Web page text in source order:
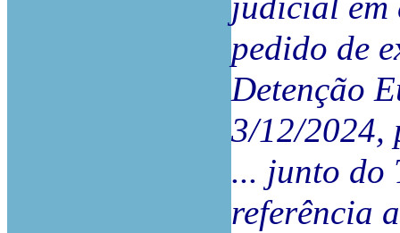
pedido de
Detenção
3/12/2024,
... junto do
referência